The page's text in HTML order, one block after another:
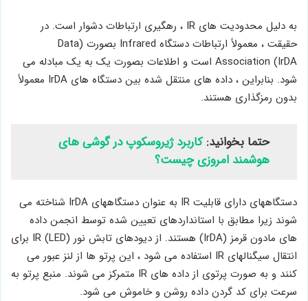
به دلیل محدودیت های IR ، رهگیری ارتباطات دشوار است. در
حقیقت ، معمولاً ارتباطات دستگاه Infrared بصورت (Data
Association (IrDA است و اطلاعات بصورت یک به یک مبادله می
شود. بنابراین ، داده های منتقل شده بین دستگاه های IrDA معمولاً
بدون رمزگذاری هستند.
حتما بخوانید:کاربرد ژیروسکوپ در گوشی های
هوشمند امروزی چیست؟
دستگاههای دارای قابلیت IR به عنوان دستگاههای IrDA شناخته می
شوند زیرا مطابق با استانداردهای تعیین شده توسط انجمن داده
های مادون قرمز (IrDA) هستند. از دیودهای تابش نور IR (LED) برای
انتقال سیگنالهای IR استفاده می شود ، این پرتو ها از لنز عبور می
کنند و به صورت پرتوی از داده های IR متمرکز می شوند. منبع پرتو به
سرعت برای کد گردن داده روشن و خاموش می شود.